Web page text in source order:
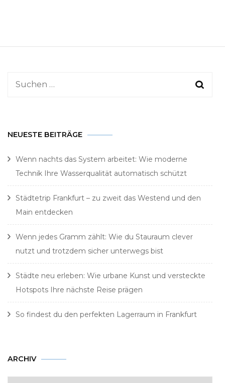
Suchen
NEUESTE BEITRÄGE
Wenn nachts das System arbeitet: Wie moderne
Technik Ihre Wasserqualität automatisch schützt
Städtetrip Frankfurt – zu zweit das Westend und den
Main entdecken
Wenn jedes Gramm zählt: Wie du Stauraum clever
nutzt und trotzdem sicher unterwegs bist
Städte neu erleben: Wie urbane Kunst und versteckte
Hotspots Ihre nächste Reise prägen
So findest du den perfekten Lagerraum in Frankfurt
ARCHIV Archiv